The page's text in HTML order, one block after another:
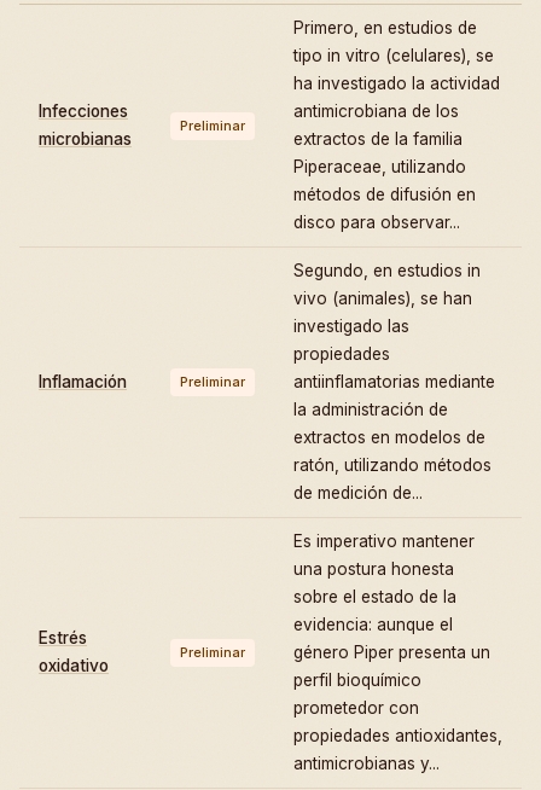
Infecciones
microbianas
Preliminar
Primero, en estudios de
tipo in vitro (celulares), se
ha investigado la actividad
antimicrobiana de los
extractos de la familia
Piperaceae, utilizando
métodos de difusión en
disco para observar...
Inflamación Preliminar
Segundo, en estudios in
vivo (animales), se han
investigado las
propiedades
antiinflamatorias mediante
la administración de
extractos en modelos de
ratón, utilizando métodos
de medición de...
Estrés
oxidativo
Preliminar
Es imperativo mantener
una postura honesta
sobre el estado de la
evidencia: aunque el
género Piper presenta un
perfil bioquímico
prometedor con
propiedades antioxidantes,
antimicrobianas y...